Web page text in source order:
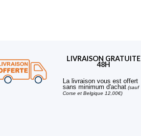
LIVRAISON GRATUITE
48H
La livraison vous est offert
sans minimum d'achat (sauf
Corse et Belgique 12,00€)